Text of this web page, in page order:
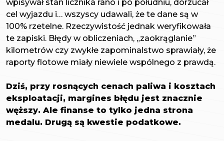
wpisywał stan licznika rano i po południu, dorzucał
cel wyjazdu i… wszyscy udawali, że te dane są w
100% rzetelne. Rzeczywistość jednak weryfikowała
te zapiski. Błędy w obliczeniach, „zaokrąglanie”
kilometrów czy zwykłe zapominalstwo sprawiały, że
raporty flotowe miały niewiele wspólnego z prawdą.
Dziś, przy rosnących cenach paliwa i kosztach
eksploatacji, margines błędu jest znacznie
węższy. Ale finanse to tylko jedna strona
medalu. Drugą są kwestie podatkowe.